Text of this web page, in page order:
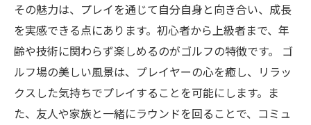
その魅力は、プレイを通じて自分自身と向き合い、成長
を実感できる点にあります。初心者から上級者まで、年
齢や技術に関わらず楽しめるのがゴルフの特徴です。 ゴ
ルフ場の美しい風景は、プレイヤーの心を癒し、リラッ
クスした気持ちでプレイすることを可能にします。ま
た、友人や家族と一緒にラウンドを回ることで、コミュ